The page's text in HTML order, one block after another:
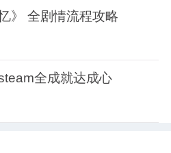
》 全剧情流程攻略
全成就达成心